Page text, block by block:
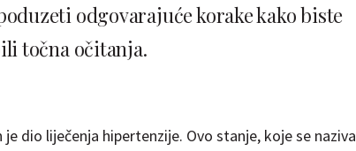
odgovarajuće korake kako biste
točna očitanja.
dio liječenja hipertenzije. Ovo stanje, koje se naziva